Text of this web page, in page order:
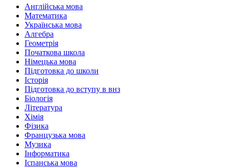
Англійська мова
Математика
Українська мова
Алгебра
Геометрія
Початкова школа
Німецька мова
Підготовка до школи
Історія
Підготовка до вступу в внз
Біологія
Література
Хімія
Фізика
Французька мова
Музика
Інформатика
Іспанська мова